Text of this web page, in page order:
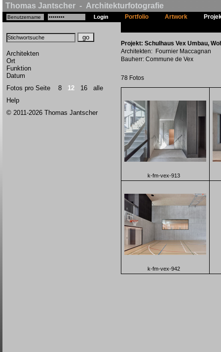
Thomas Jantscher - Architekturfotografie
Architekten
Ort
Funktion
Datum
Fotos pro Seite 8 12 16
alle
Help
© 2011-2026 Thomas Jantscher
Portfolio Artwork
Projekt: Schulhaus Vex Umbau,
Architekten: Fournier Maccagnan
Bauherr: Commune de Vex
78 Fotos
k-fm-vex-913
k-fm-vex-942